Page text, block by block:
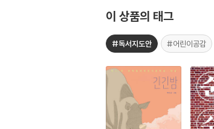
이 상품의 태그
#독서지도안 #어린이공감